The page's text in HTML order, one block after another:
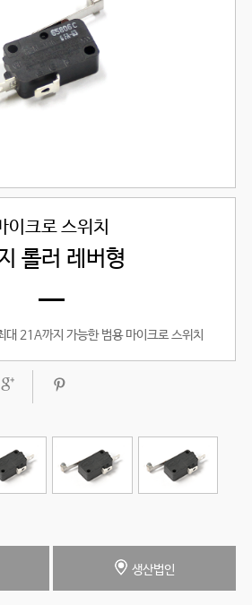
이크로 스위치
롤러 레버형
21A까지 가능한 범용 마이크로 스위치
생산법인